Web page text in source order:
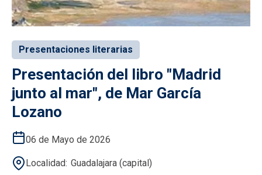
Presentaciones literarias
Presentación del libro "Madrid
junto al mar", de Mar García
Lozano
06 de Mayo de 2026
Localidad Guadalajara (capital)